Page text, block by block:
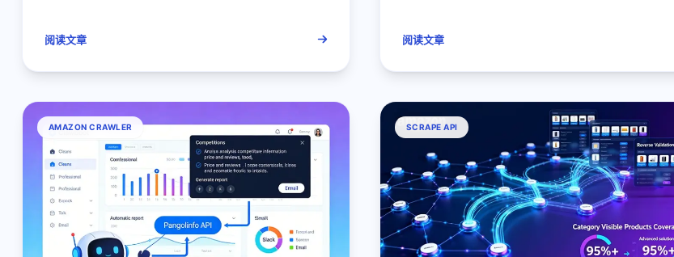
阅读文章 阅读文章
AMAZON CRAWLER SCRAPE API